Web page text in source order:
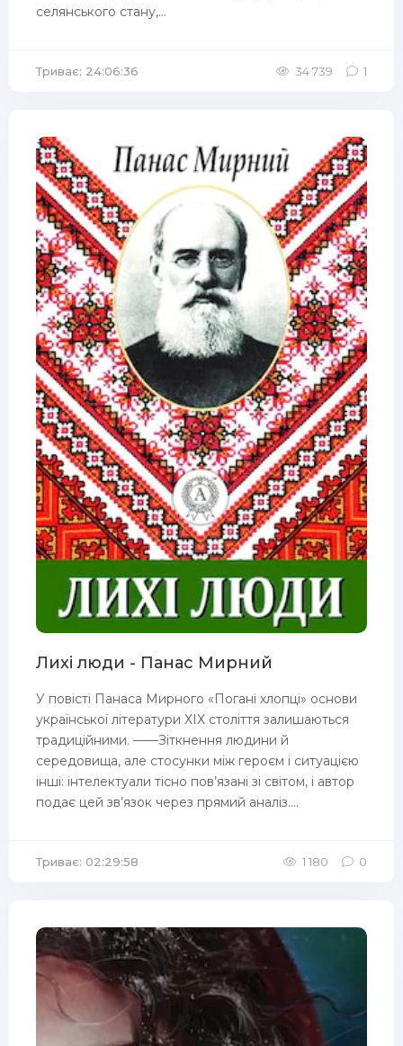
селянського стану,...
Триває: 24:06:36 34 739 1
Лихі люди - Панас Мирний
У повісті Панаса Мирного «Погані хлопці» основи
української літератури ХІХ століття залишаються
традиційними. ——Зіткнення людини й
середовища, але стосунки між героєм і ситуацією
інші: інтелектуали тісно пов’язані зі світом, і автор
подає цей зв’язок через прямий аналіз....
Триває: 02:29:58 1 180 0